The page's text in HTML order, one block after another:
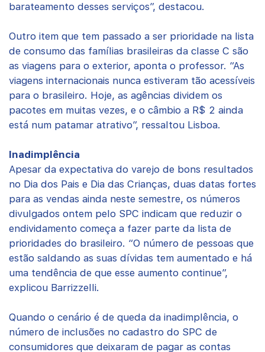
barateamento desses serviços”, destacou.
Outro item que tem passado a ser prioridade na lista
de consumo das famílias brasileiras da classe C são
as viagens para o exterior, aponta o professor. “As
viagens internacionais nunca estiveram tão acessíveis
para o brasileiro. Hoje, as agências dividem os
pacotes em muitas vezes, e o câmbio a R$ 2 ainda
está num patamar atrativo”, ressaltou Lisboa.
Inadimplência
Apesar da expectativa do varejo de bons resultados
no Dia dos Pais e Dia das Crianças, duas datas fortes
para as vendas ainda neste semestre, os números
divulgados ontem pelo SPC indicam que reduzir o
endividamento começa a fazer parte da lista de
prioridades do brasileiro. “O número de pessoas que
estão saldando as suas dívidas tem aumentado e há
uma tendência de que esse aumento continue”,
explicou Barrizzelli.
Quando o cenário é de queda da inadimplência, o
número de inclusões no cadastro do SPC de
consumidores que deixaram de pagar as contas